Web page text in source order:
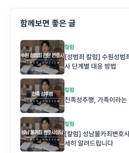
함께보면 좋은 글
컬럼
[성범죄 칼럼] 수원성범
사 단계별 대응 방법
컬럼
친족성추행, 가족이라
컬럼
[칼럼] 성남몰카죄변호
세히 알려드립니다